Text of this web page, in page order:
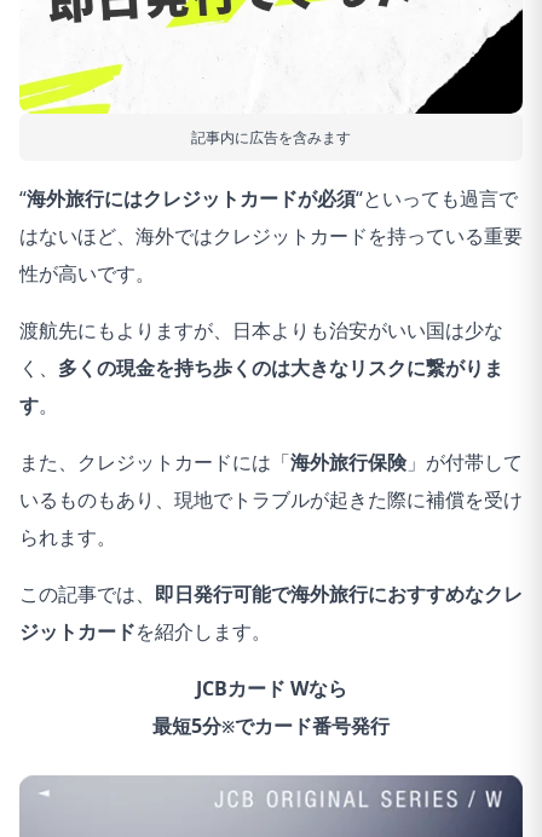
記事内に広告を含みます
“海外旅行にはクレジットカードが必須“といっても過言で
はないほど、海外ではクレジットカードを持っている重要
性が高いです。
渡航先にもよりますが、日本よりも治安がいい国は少な
く、 多くの現金を持ち歩くのは大きなリスクに繋がりま
す。
また、クレジットカードには「海外旅行保険」が付帯して
いるものもあり、現地でトラブルが起きた際に補償を受け
られます。
この記事では、 即日発行可能で海外旅行におすすめなクレ
ジットカードを紹介します。
JCBカード Wなら
最短5分※でカード番号発行